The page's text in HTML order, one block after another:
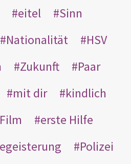
eitel
Sinn
Nationalität
HSV
Zukunft
Paar
mit dir
kindlich
Film
erste Hilfe
Polizei